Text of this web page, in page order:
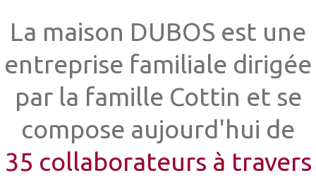
La maison DUBOS est une
entreprise familiale dirigée
par la famille Cottin et se
compose aujourd'hui de
35 collaborateurs à travers